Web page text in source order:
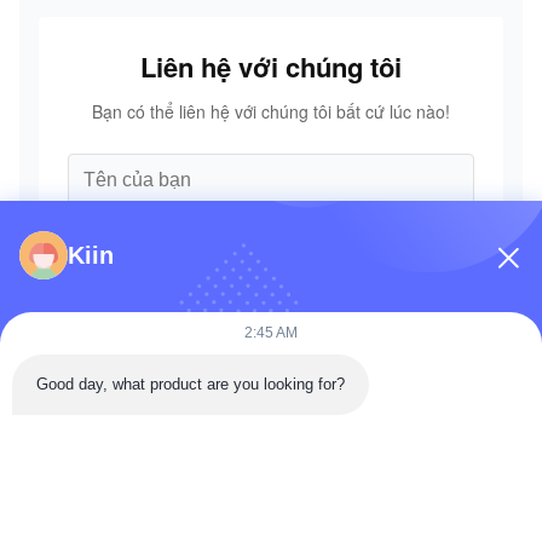
Liên hệ với chúng tôi
Bạn có thể liên hệ với chúng tôi bất cứ lúc nào!
Kiin
2:45 AM
Good day, what product are you looking for?